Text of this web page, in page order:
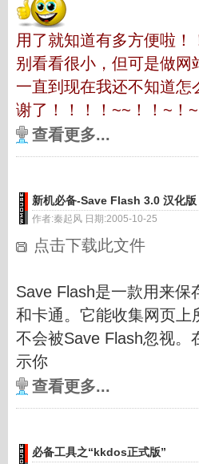
用了就知道有多方便啦！
别看看很小，但可是做
一直到现在我还不知道
谢了！！！！~~！！~！~
查看更多...
新机必备-Save Flash 3.0 汉化版
作者:秦起风 日期:2005-10-25
点击下载此文件
Save Flash是一款用来保
和卡通。它能收集网页上
不会被Save Flash忽视。
示你
查看更多...
必备工具之“kkdos正式版”